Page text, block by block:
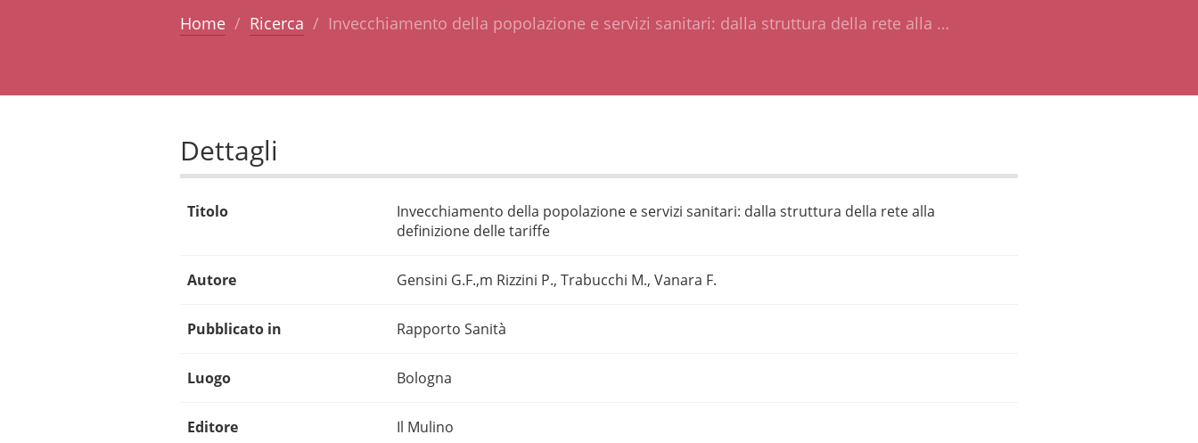
Home Ricerca Invecchiamento della popolazione e servizi sanitari: dalla struttura della rete alla …
Dettagli
Titolo
Invecchiamento della popolazione e servizi sanitari: dalla struttura della rete alla
definizione delle tariffe
Autore Gensini G.F.,m Rizzini P., Trabucchi M., Vanara F.
Pubblicato in Rapporto Sanità
Luogo Bologna
Editore Il Mulino